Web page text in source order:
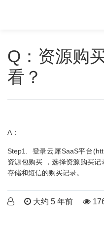
Q：资源购
看？
A：
Step1. 登录云犀SaaS平台
资源包购买 ，选择资源购买
存储和短信的购买记录。
大约 5 年前